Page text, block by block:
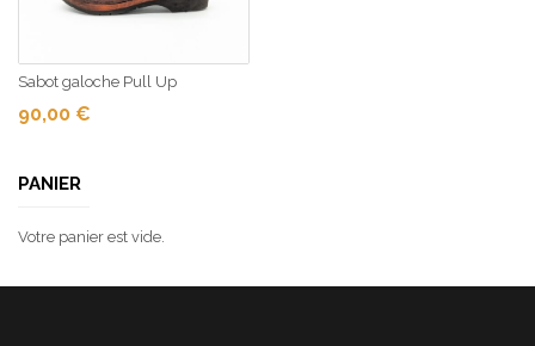
Sabot galoche Pull Up
90,00 €
PANIER
Votre panier est vide.